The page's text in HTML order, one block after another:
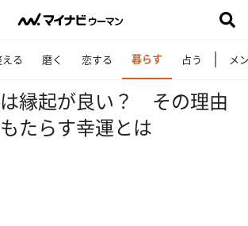
る 磨く 恋する 暮らす 占う メ
縁起が良い？ その理由
たらす幸運とは